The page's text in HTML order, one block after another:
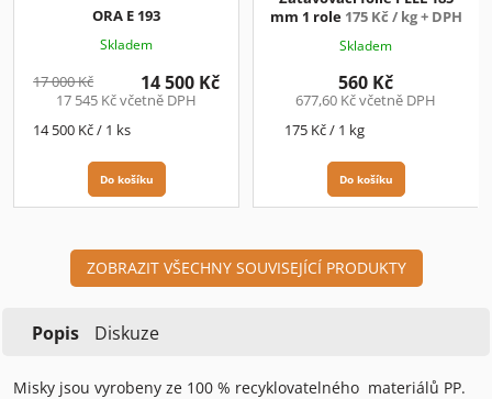
ORA E 193
Skladem
17 000 Kč
17 545 Kč včetně DPH
14 500 Kč
Měrná
14 500 Kč / 1 ks
Do košíku
mm 1 role 175 Kč / kg + DPH
Skladem
677,60 Kč včetně DPH
560 Kč
Měrná
175 Kč / 1 kg
Do košíku
ZOBRAZIT VŠECHNY SOUVISEJÍCÍ PRODUKTY
Popis Diskuze
Misky jsou vyrobeny ze 100 % recyklovatelného materiálů PP.